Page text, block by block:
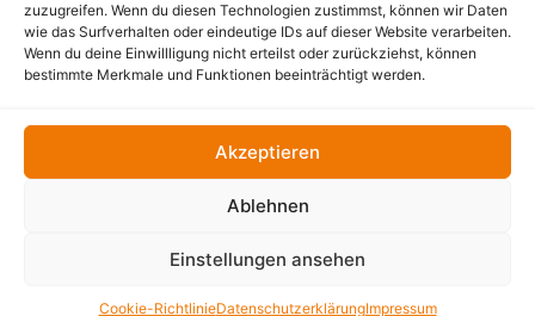
zuzugreifen. Wenn du diesen Technologien zustimmst, können wir Daten
wie das Surfverhalten oder eindeutige IDs auf dieser Website verarbeiten.
Wenn du deine Einwillligung nicht erteilst oder zurückziehst, können
bestimmte Merkmale und Funktionen beeinträchtigt werden.
Akzeptieren
Ablehnen
Einstellungen ansehen
Cookie-RichtlinieDatenschutzerklärungImpressum
Empfohlene Produkte